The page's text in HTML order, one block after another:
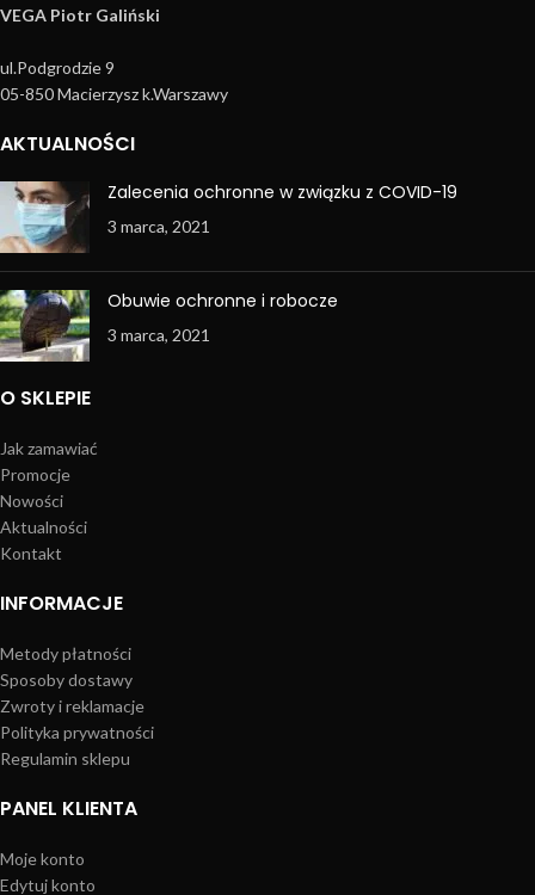
VEGA Piotr Galiński
ul.Podgrodzie 9
05-850 Macierzysz k.Warszawy
AKTUALNOŚCI
Zalecenia ochronne w związku z COVID-19
3 marca, 2021
Obuwie ochronne i robocze
3 marca, 2021
O SKLEPIE
Jak zamawiać
Promocje
Nowości
Aktualności
Kontakt
INFORMACJE
Metody płatności
Sposoby dostawy
Zwroty i reklamacje
Polityka prywatności
Regulamin sklepu
PANEL KLIENTA
Moje konto
Edytuj konto